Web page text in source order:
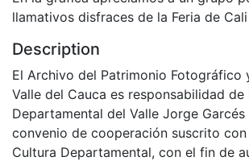
llamativos disfraces de la Feria de
Description
El Archivo del Patrimonio Fotográfico
Valle del Cauca es responsabilidad
Departamental del Valle Jorge
convenio de cooperación suscrito
Cultura Departamental, con el fin de